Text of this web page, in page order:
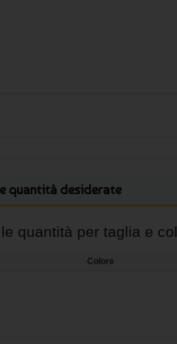
quantità desiderate
quantità per taglia e
Colore